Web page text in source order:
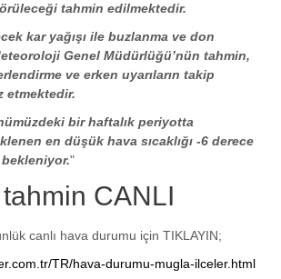
tahmin edilmektedir.
kar yağışı ile buzlanma ve don
Genel Müdürlüğü’nün tahmin,
ve erken uyarıların takip
etmektedir.
bir haftalık periyotta
en düşük hava sıcaklığı -6 derece
bekleniyor."
CANLI
canlı hava durumu için TIKLAYIN;
TR/hava-durumu-mugla-ilceler.html